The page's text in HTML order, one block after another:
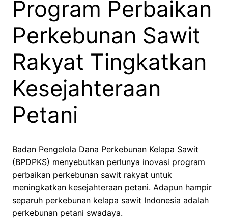
Program Perbaikan
Perkebunan Sawit
Rakyat Tingkatkan
Kesejahteraan
Petani
Badan Pengelola Dana Perkebunan Kelapa Sawit
(BPDPKS) menyebutkan perlunya inovasi program
perbaikan perkebunan sawit rakyat untuk
meningkatkan kesejahteraan petani. Adapun hampir
separuh perkebunan kelapa sawit Indonesia adalah
perkebunan petani swadaya.